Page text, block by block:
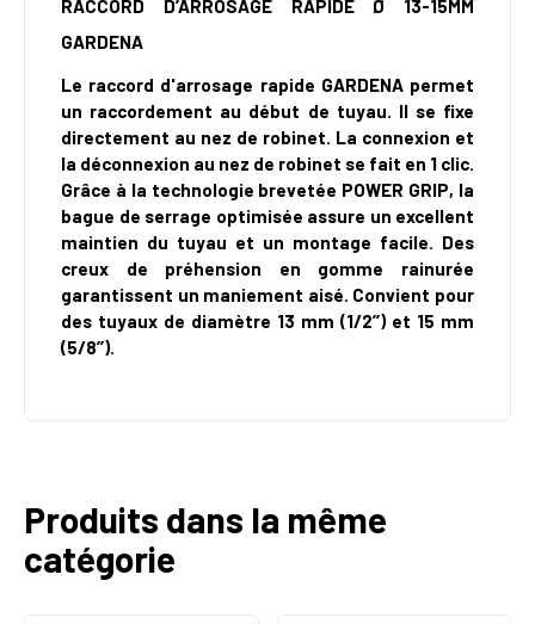
RACCORD D’ARROSAGE RAPIDE Ø 13-15MM
GARDENA
Le raccord d'arrosage rapide GARDENA permet
un raccordement au début de tuyau. Il se fixe
directement au nez de robinet. La connexion et
la déconnexion au nez de robinet se fait en 1 clic.
Grâce à la technologie brevetée POWER GRIP, la
bague de serrage optimisée assure un excellent
maintien du tuyau et un montage facile. Des
creux de préhension en gomme rainurée
garantissent un maniement aisé. Convient pour
des tuyaux de diamètre 13 mm (1/2’’) et 15 mm
(5/8’’).
Produits dans la même
catégorie